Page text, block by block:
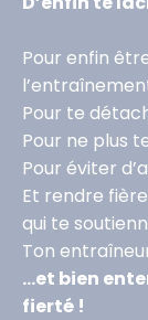
Pour enfin
Pour te
Pour ne plus
Pour éviter
Et rendre
qui te
Ton
...et bien
fierté !